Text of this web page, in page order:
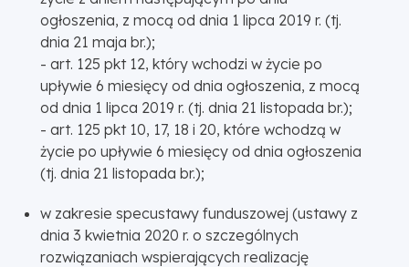
ogłoszenia, z mocą od dnia 1 lipca 2019 r. (tj.
dnia 21 maja br.);
- art. 125 pkt 12, który wchodzi w życie po
upływie 6 miesięcy od dnia ogłoszenia, z mocą
od dnia 1 lipca 2019 r. (tj. dnia 21 listopada br.);
- art. 125 pkt 10, 17, 18 i 20, które wchodzą w
życie po upływie 6 miesięcy od dnia ogłoszenia
(tj. dnia 21 listopada br.);
w zakresie specustawy funduszowej (ustawy z
dnia 3 kwietnia 2020 r. o szczególnych
rozwiązaniach wspierających realizację